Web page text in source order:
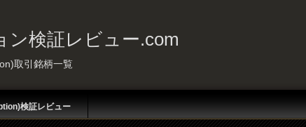
ン検証レビュー.com
取引銘柄一覧
検証レビュー